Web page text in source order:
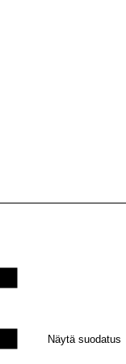
Näytä suodatus